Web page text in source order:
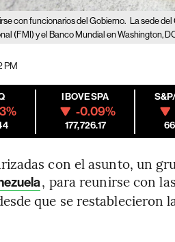
con funcionarios del Gobierno. La sede
(FMI) y el Banco Mundial en Washington,
PM
IBOVESPA
-0.09%
177,726.17
con el asunto, un
, para reunirse con
que se restablecieron